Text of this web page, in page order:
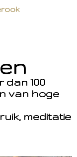
dan 100
van hoge
meditatie